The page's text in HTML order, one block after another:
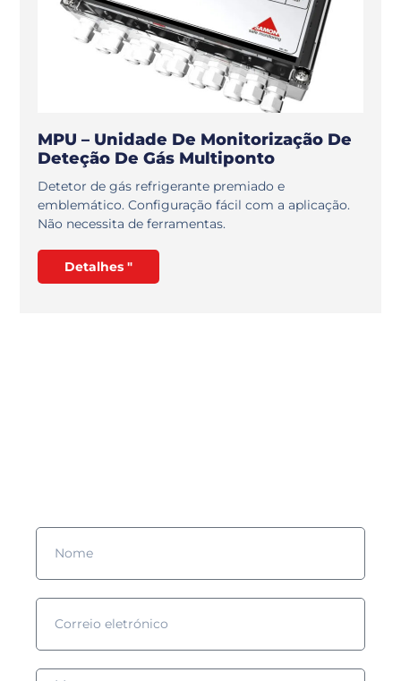
MPU – Unidade De Monitorização De
Deteção De Gás Multiponto
Detetor de gás refrigerante premiado e
emblemático. Configuração fácil com a aplicação.
Não necessita de ferramentas.
Detalhes "